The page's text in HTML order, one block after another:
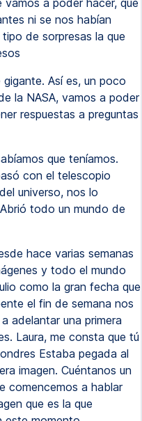
a poder hacer, que
ni se nos habían
de sorpresas la que
Así es, un poco
la NASA, vamos a poder
respuestas a preguntas
que teníamos.
con el telescopio
universo, nos lo
todo un mundo de
hace varias semanas
y todo el mundo
como la gran fecha que
el fin de semana nos
adelantar una primera
Laura, me consta que tú
Estaba pegada al
imagen. Cuéntanos un
comencemos a hablar
que es la que